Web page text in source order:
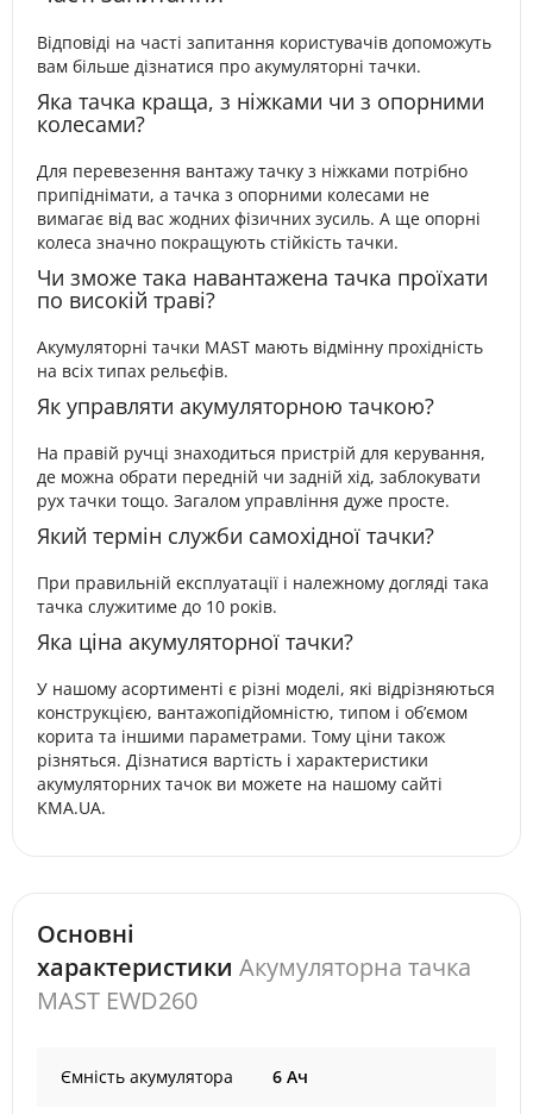
Відповіді на часті запитання користувачів допоможуть
вам більше дізнатися про акумуляторні тачки.
Яка тачка краща, з ніжками чи з опорними
колесами?
Для перевезення вантажу тачку з ніжками потрібно
припіднімати, а тачка з опорними колесами не
вимагає від вас жодних фізичних зусиль. А ще опорні
колеса значно покращують стійкість тачки.
Чи зможе така навантажена тачка проїхати
по високій траві?
Акумуляторні тачки MAST мають відмінну прохідність
на всіх типах рельєфів.
Як управляти акумуляторною тачкою?
На правій ручці знаходиться пристрій для керування,
де можна обрати передній чи задній хід, заблокувати
рух тачки тощо. Загалом управління дуже просте.
Який термін служби самохідної тачки?
При правильній експлуатації і належному догляді така
тачка служитиме до 10 років.
Яка ціна акумуляторної тачки?
У нашому асортименті є різні моделі, які відрізняються
конструкцією, вантажопідйомністю, типом і об’ємом
корита та іншими параметрами. Тому ціни також
різняться. Дізнатися вартість і характеристики
акумуляторних тачок ви можете на нашому сайті
KMA.UA.
Основні
характеристики Акумуляторна тачка
MAST EWD260
Ємність акумулятора 6 Ач